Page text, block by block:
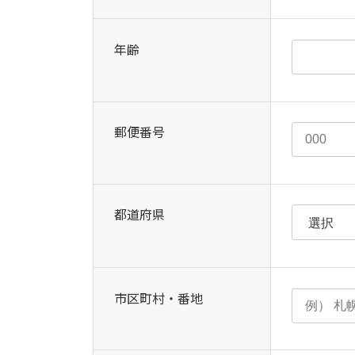
年齢
郵便番号
都道府県
市区町村・番地